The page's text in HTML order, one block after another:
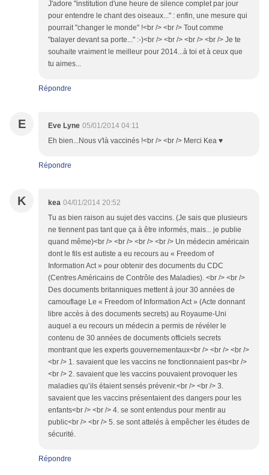
J'adore "institution d'une heure de silence complet par jour
pour entendre le chant des oiseaux..." : enfin, une mesure qui
pourrait "changer le monde" !<br /> <br /> Tout comme
"balayer devant sa porte..." :-)<br /> <br /> <br /> <br /> Je te
souhaite vraiment le meilleur pour 2014...à toi et à ceux que
tu aimes...
Répondre
E Eve Lyne 05/01/2014 04:11
Eh bien...Nous v'là vaccinés !<br /> <br /> Merci Kea ♥
Répondre
K kea 04/01/2014 20:52
Tu as bien raison au sujet des vaccins. (Je sais que plusieurs
ne tiennent pas tant que ça à être informés, mais... je publie
quand même)<br /> <br /> <br /> <br /> Un médecin américain
dont le fils est autiste a eu recours au « Freedom of
Information Act » pour obtenir des documents du CDC
(Centres Américains de Contrôle des Maladies). <br /> <br />
Des documents britanniques mettent à jour 30 années de
camouflage Le « Freedom of Information Act » (Acte donnant
libre accès à des documents secrets) au Royaume-Uni
auquel a eu recours un médecin a permis de révéler le
contenu de 30 années de documents officiels secrets
montrant que les experts gouvernementaux<br /> <br /> <br />
<br /> 1. savaient que les vaccins ne fonctionnaient pas<br />
<br /> 2. savaient que les vaccins pouvaient provoquer les
maladies qu’ils étaient sensés prévenir.<br /> <br /> 3.
savaient que les vaccins présentaient des dangers pour les
enfants<br /> <br /> 4. se sont entendus pour mentir au
public<br /> <br /> 5. se sont attelés à empêcher les études de
sécurité.
Répondre